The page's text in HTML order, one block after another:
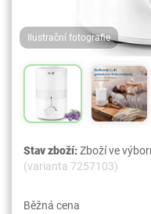
Ilustrační fotografie
Stav zboží:Zboží ve
(varianta 7257103)
Běžná cena